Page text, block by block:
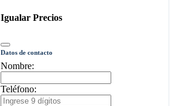
Igualar Precios
Datos de contacto
Nombre:
Teléfono: